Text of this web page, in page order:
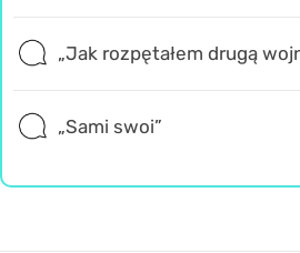
„Jak rozpętałem drugą
„Sami swoi”